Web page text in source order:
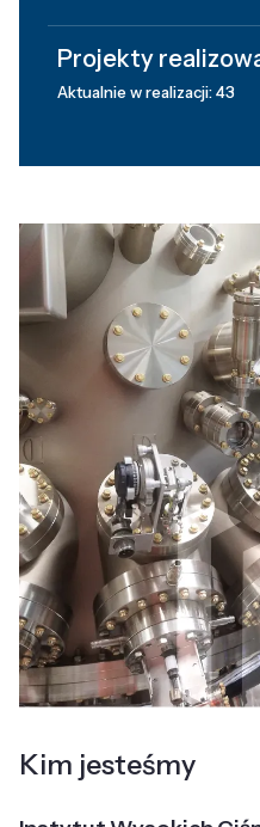
Projekty
Aktualnie w realizacji: 43
Kim jesteśmy